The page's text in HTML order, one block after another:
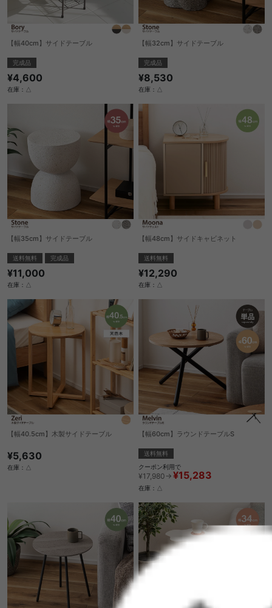
【幅40cm】サイドテーブル
完成品
¥4,600
在庫：△
【幅32cm】サイドテーブル
完成品
¥8,530
在庫：△
【幅35cm】サイドテーブル
送料無料 完成品
¥11,000
在庫：△
【幅48cm】サイドキャビネット
送料無料
¥12,290
在庫：△
【幅40.5cm】木製サイドテーブル
¥5,630
在庫：△
【幅60cm】ラウンドテーブルS
送料無料
クーポン利用で
¥17,980→ ¥15,283
在庫：△